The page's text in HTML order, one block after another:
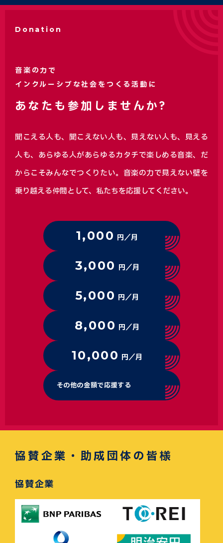
Donation
音楽の力で
インクルーシブな社会をつくる活動に
あなたも参加しませんか?
聞こえる人も、聞こえない人も、見えない人も、見える
人も、あらゆる人があらゆるカタチで楽しめる音楽、 だ
からこそみんなでつくりたい。音楽の力で見えない壁を
乗り越える仲間として、私たちを応援してください。
1,000 円／月
3,000 円／月
5,000 円／月
8,000 円／月
10,000 円／月
その他の金額で応援する
協賛企業・助成団体の皆様
協賛企業